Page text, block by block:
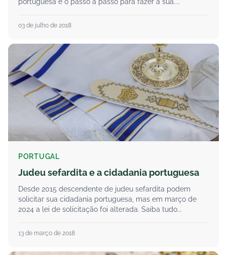
03 de julho de 2018
PORTUGAL
Judeu sefardita e a cidadania portuguesa
Desde 2015 descendente de judeu sefardita podem
solicitar sua cidadania portuguesa, mas em março de
2024 a lei de solicitação foi alterada. Saiba tudo...
13 de março de 2018